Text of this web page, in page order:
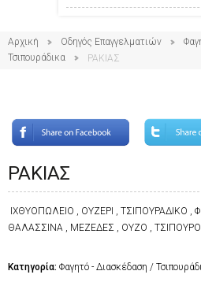
Αρχική Οδηγός Επαγγελματιών
Τσιπουράδικα
ΡΑΚΙΑΣ
ΡΑΚΙΑΣ
ΙΧΘΥΟΠΩΛΕΙΟ , ΟΥΖΕΡΙ , ΤΣΙΠΟΥΡΑΔΙΚΟ ,
ΘΑΛΑΣΣΙΝΑ , ΜΕΖΕΔΕΣ , ΟΥΖΟ ,
Κατηγορία: Φαγητό - Διασκέδαση /